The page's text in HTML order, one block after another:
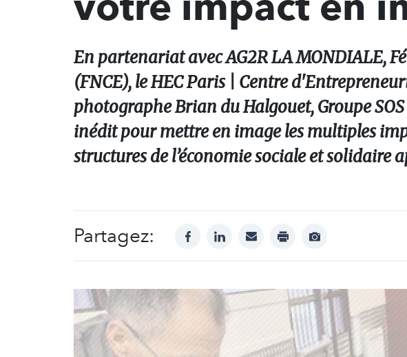
En partenariat avec AG2R LA MONDIALE,
(FNCE), le HEC Paris | Centre
photographe Brian du Halgouet, Groupe
inédit pour mettre en image les multiples
structures de l’économie sociale et solidaire
Partagez: facebooklinkedinmail print
Afficher